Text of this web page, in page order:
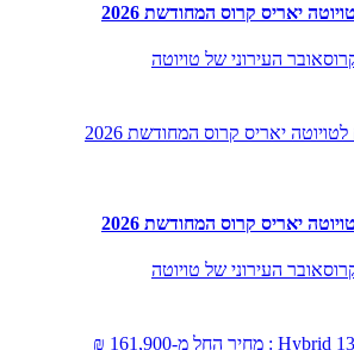
יאריס קרוס המחודשת 2026
העירוני של טויוטה
יאריס קרוס המחודשת 2026
העירוני של טויוטה